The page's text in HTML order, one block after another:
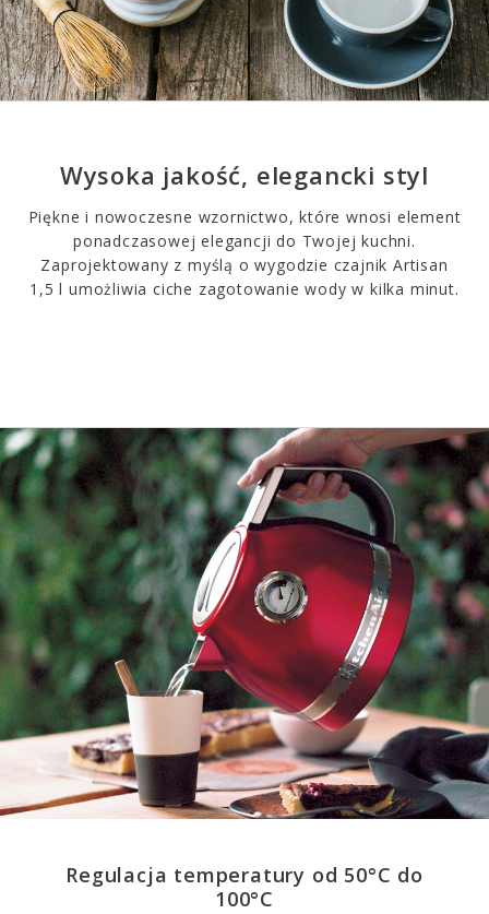
Wysoka jakość, elegancki styl
Piękne i nowoczesne wzornictwo, które wnosi element
ponadczasowej elegancji do Twojej kuchni.
Zaprojektowany z myślą o wygodzie czajnik Artisan
1,5 l umożliwia ciche zagotowanie wody w kilka minut.
Regulacja temperatury od 50°C do
100°C